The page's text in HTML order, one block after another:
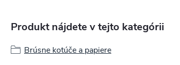
Produkt nájdete v tejto kategórii
Brúsne kotúče a papiere